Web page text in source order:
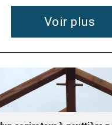
Voir plus